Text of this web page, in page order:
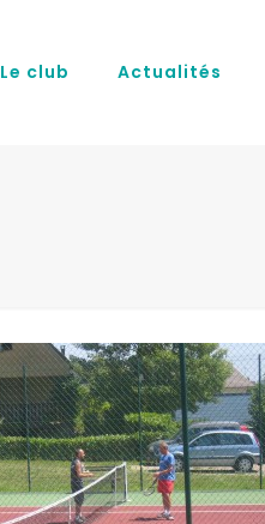
Le club Actualités